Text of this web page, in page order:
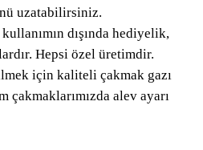
uzatabilirsiniz.
dışında hediyelik,
Hepsi özel üretimdir.
için kaliteli çakmak gazı
çakmaklarımızda alev ayarı